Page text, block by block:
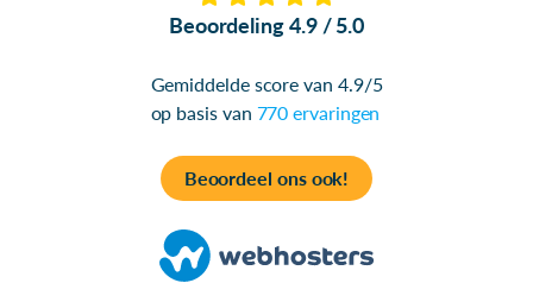
Beoordeling 4.9 / 5.0
Gemiddelde score van 4.9/5
op basis van 770 ervaringen
Beoordeel ons ook!